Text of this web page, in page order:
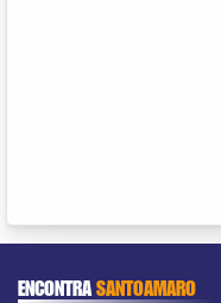
ENCONTRASANTOAMARO